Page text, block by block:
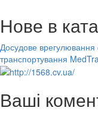
Нове в
Досудове врегулювання
транспортування
Ваші